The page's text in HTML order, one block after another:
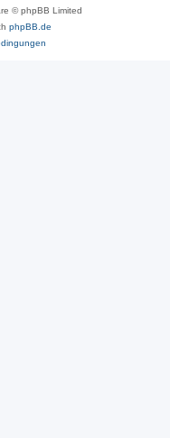
© phpBB Limited
phpBB.de